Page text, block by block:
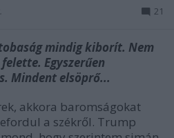
21
mindig kiborít. Nem
Egyszerűen
Mindent elsöprő...
akkora baromságokat
a székről. Trump